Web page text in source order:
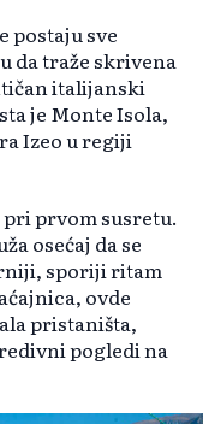
postaju sve
da traže skrivena
italijanski
je Monte Isola,
Izeo u regiji
prvom susretu.
osećaj da se
sporiji ritam
ovde
pristaništa,
pogledi na